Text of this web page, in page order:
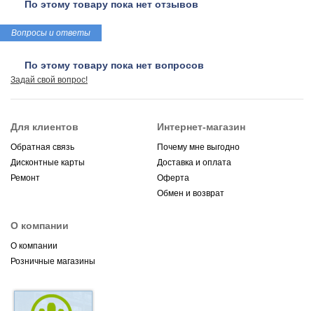
По этому товару пока нет отзывов
Вопросы и ответы
По этому товару пока нет вопросов
Задай свой вопрос!
Для клиентов
Обратная связь
Дисконтные карты
Ремонт
Интернет-магазин
Почему мне выгодно
Доставка и оплата
Оферта
Обмен и возврат
О компании
О компании
Розничные магазины